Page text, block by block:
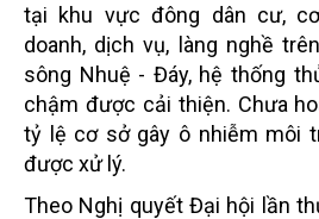
tại khu vực đông dân cư,
doanh, dịch vụ, làng nghề
sông Nhuệ - Đáy, hệ thống
chậm được cải thiện. Chưa
tỷ lệ cơ sở gây ô nhiễm môi
được xử lý.
Theo Nghị quyết Đại hội lần